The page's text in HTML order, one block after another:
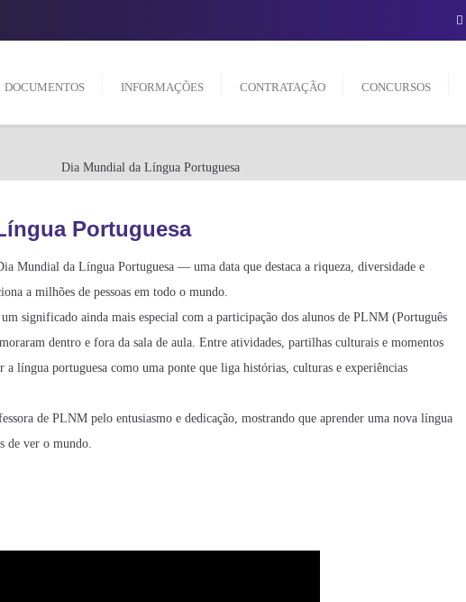
DOCUMENTOS INFORMAÇÕES CONTRATAÇÃO CONCURSOS
Portuguesa
Mundial da Língua Portuguesa — uma data que destaca a riqueza, diversidade e
a milhões de pessoas em todo o mundo.
um significado ainda mais especial com a participação dos alunos de PLNM (Português
dentro e fora da sala de aula. Entre atividades, partilhas culturais e momentos
a língua portuguesa como uma ponte que liga histórias, culturas e experiências
de PLNM pelo entusiasmo e dedicação, mostrando que aprender uma nova língua
de ver o mundo.